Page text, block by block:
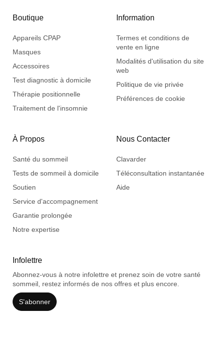
Boutique
Appareils CPAP
Masques
Accessoires
Test diagnostic à domicile
Thérapie positionnelle
Traitement de l'insomnie
Information
Termes et conditions de
vente en ligne
Modalités d'utilisation du site
web
Politique de vie privée
Préférences de cookie
À Propos
Santé du sommeil
Tests de sommeil à domicile
Soutien
Service d'accompagnement
Garantie prolongée
Notre expertise
Nous Contacter
Clavarder
Téléconsultation instantanée
Aide
Infolettre
Abonnez-vous à notre infolettre et prenez soin de votre santé
sommeil, restez informés de nos offres et plus encore.
S'abonner